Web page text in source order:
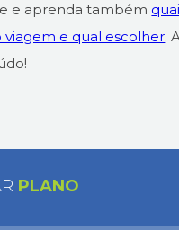
e aprenda também
viagem e qual escolher.
PLANO